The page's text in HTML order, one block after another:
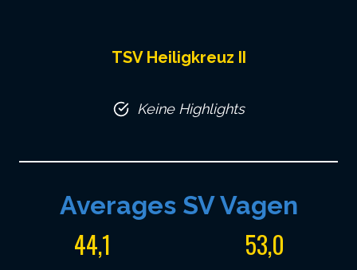
TSV Heiligkreuz II
Keine Highlights
Averages SV Vagen
44,1
3
53,0